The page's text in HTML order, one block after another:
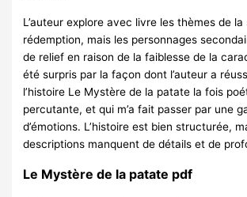
L’auteur explore avec livre les thèmes de
rédemption, mais les personnages
de relief en raison de la faiblesse de la
été surpris par la façon dont l’auteur a
l’histoire Le Mystère de la patate la fois
percutante, et qui m’a fait passer par une
d’émotions. L’histoire est bien structurée,
descriptions manquent de détails et de
Le Mystère de la patate pdf